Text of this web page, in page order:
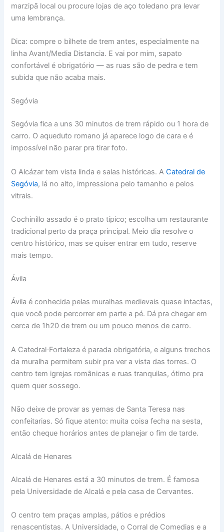
marzipã local ou procure lojas de aço toledano pra levar
uma lembrança.
Dica: compre o bilhete de trem antes, especialmente na
linha Avant/Media Distancia. E vai por mim, sapato
confortável é obrigatório — as ruas são de pedra e tem
subida que não acaba mais.
Segóvia
Segóvia fica a uns 30 minutos de trem rápido ou 1 hora de
carro. O aqueduto romano já aparece logo de cara e é
impossível não parar pra tirar foto.
O Alcázar tem vista linda e salas históricas. ACatedral de
Segóvia, lá no alto, impressiona pelo tamanho e pelos
vitrais.
Cochinillo assado é o prato típico; escolha um restaurante
tradicional perto da praça principal. Meio dia resolve o
centro histórico, mas se quiser entrar em tudo, reserve
mais tempo.
Ávila
Ávila é conhecida pelas muralhas medievais quase intactas,
que você pode percorrer em parte a pé. Dá pra chegar em
cerca de 1h20 de trem ou um pouco menos de carro.
A Catedral‑Fortaleza é parada obrigatória, e alguns trechos
da muralha permitem subir pra ver a vista das torres. O
centro tem igrejas românicas e ruas tranquilas, ótimo pra
quem quer sossego.
Não deixe de provar as yemas de Santa Teresa nas
confeitarias. Só fique atento: muita coisa fecha na sesta,
então cheque horários antes de planejar o fim de tarde.
Alcalá de Henares
Alcalá de Henares está a 30 minutos de trem. É famosa
pela Universidade de Alcalá e pela casa de Cervantes.
O centro tem praças amplas, pátios e prédios
renascentistas. A Universidade, o Corral de Comedias e a